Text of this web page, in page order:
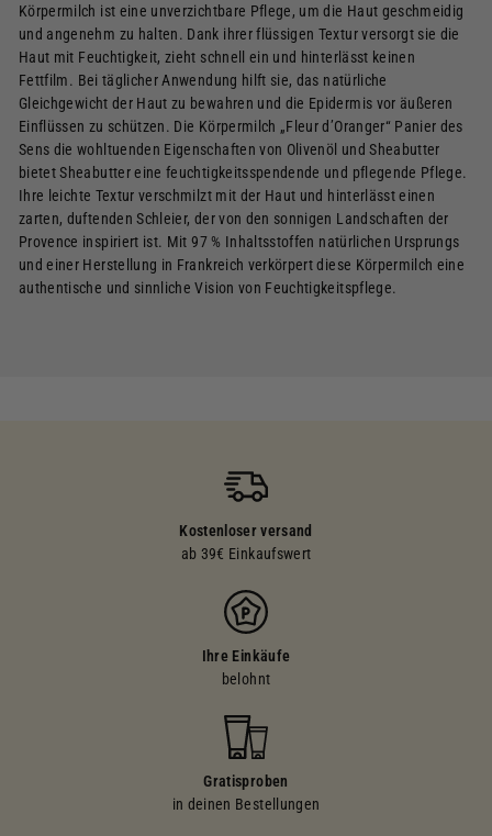
Körpermilch ist eine unverzichtbare Pflege, um die Haut geschmeidig
und angenehm zu halten. Dank ihrer flüssigen Textur versorgt sie die
Haut mit Feuchtigkeit, zieht schnell ein und hinterlässt keinen
Fettfilm. Bei täglicher Anwendung hilft sie, das natürliche
Gleichgewicht der Haut zu bewahren und die Epidermis vor äußeren
Einflüssen zu schützen. Die Körpermilch „Fleur d’Oranger“ Panier des
Sens die wohltuenden Eigenschaften von Olivenöl und Sheabutter
bietet Sheabutter eine feuchtigkeitsspendende und pflegende Pflege.
Ihre leichte Textur verschmilzt mit der Haut und hinterlässt einen
zarten, duftenden Schleier, der von den sonnigen Landschaften der
Provence inspiriert ist. Mit 97 % Inhaltsstoffen natürlichen Ursprungs
und einer Herstellung in Frankreich verkörpert diese Körpermilch eine
authentische und sinnliche Vision von Feuchtigkeitspflege.
Kostenloser versand
ab 39€ Einkaufswert
Ihre Einkäufe
belohnt
Gratisproben
in deinen Bestellungen